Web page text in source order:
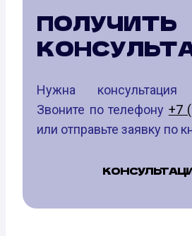
ПОЛУЧИТЬ
Нужна консультация
Звоните по телефону +7
или отправьте заявку по